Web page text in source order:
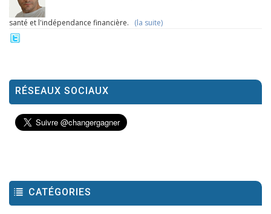
santé et l'indépendance financière. (la suite)
RÉSEAUX SOCIAUX
CATÉGORIES